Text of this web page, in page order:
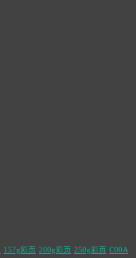
157g彩页 200g彩页 250g彩页 C00A